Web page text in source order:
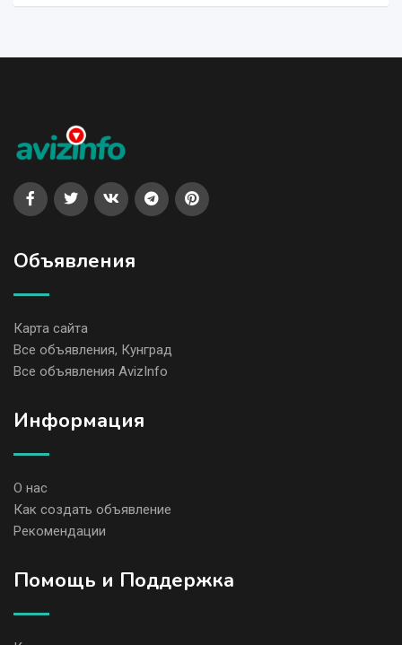
Объявления
Карта сайта
Все объявления, Кунград
Все объявления AvizInfo
Информация
О нас
Как создать объявление
Рекомендации
Помощь и Поддержка